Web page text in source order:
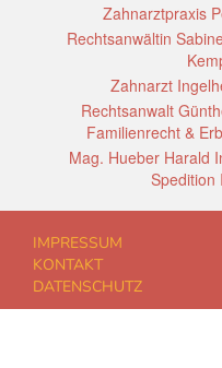
Zahnarztpraxis
Rechtsanwältin
Zahnarzt
Rechtsanwalt
Familienrecht &
Mag. Hueber Harald
Spedition
IMPRESSUM
KONTAKT
DATENSCHUTZ